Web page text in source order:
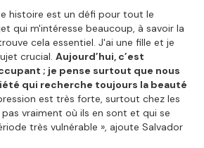
histoire est un défi pour tout le
qui m'intéresse beaucoup, à savoir la
cela essentiel. J'ai une fille et je
crucial. Aujourd’hui, c’est
; je pense surtout que nous
qui recherche toujours la beauté
est très forte, surtout chez les
vraiment où ils en sont et qui se
très vulnérable », ajoute Salvador